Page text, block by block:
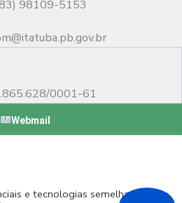
98109-5153
0001-61
Webmail
e tecnologias semelhantes de